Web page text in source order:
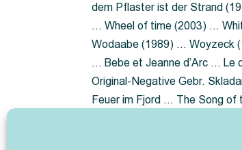
dem Pflaster ist der Strand
… Wheel of time (2003) …
Wodaabe (1989) … Woyzeck
… Bebe et Jeanne d’Arc … Le
Original-Negative Gebr.
Feuer im Fjord … The Song